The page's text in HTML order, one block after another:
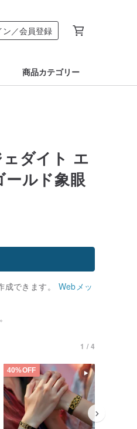
ン／会員登録
商品カテゴリー
ダイト エ
ルド象眼
できます。 Webメッ
1 / 4
40%OFF